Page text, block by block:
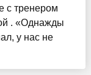
с тренером
. «Однажды
у нас не